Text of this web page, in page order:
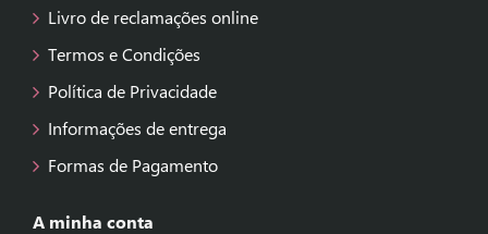
Livro de reclamações online
Termos e Condições
Política de Privacidade
Informações de entrega
Formas de Pagamento
A minha conta